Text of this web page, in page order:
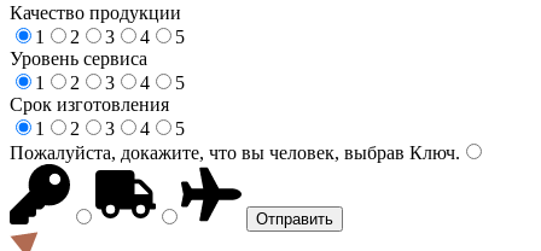
Качество продукции
1
2 3 4
5
Уровень сервиса
1
2 3 4
5
Срок изготовления
1
2 3 4
5
Пожалуйста, докажите, что вы человек, выбрав Ключ.